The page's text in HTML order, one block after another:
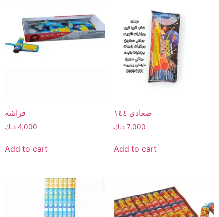
فراشه
4,000 د.ك
Add to cart
صعادي ١٤٤
7,000 د.ك
Add to cart